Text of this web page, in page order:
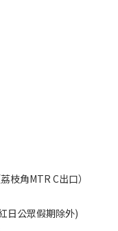
立即購買
枝角MTR C出口）
日公眾假期除外)